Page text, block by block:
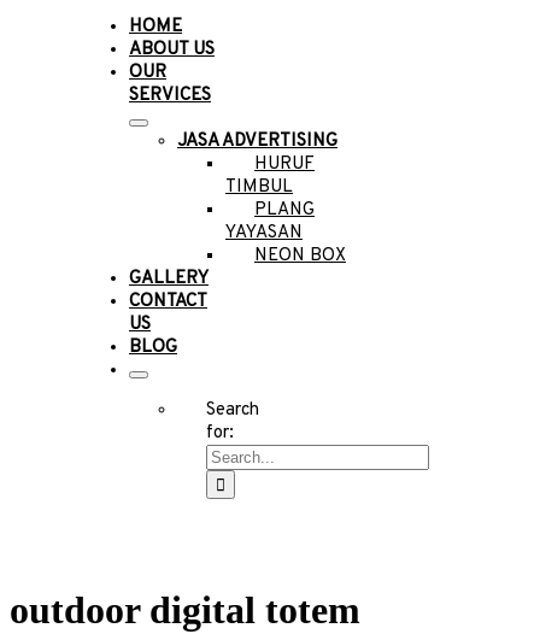
HOME
ABOUT US
OUR
SERVICES
JASA ADVERTISING
HURUF
TIMBUL
PLANG
YAYASAN
NEON BOX
GALLERY
CONTACT
US
BLOG
Search
for:
outdoor digital totem